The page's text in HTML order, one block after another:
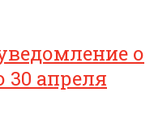
о
апреля